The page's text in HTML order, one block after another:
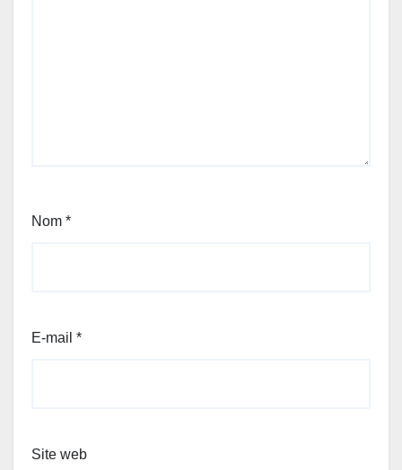
Nom *
E-mail *
Site web